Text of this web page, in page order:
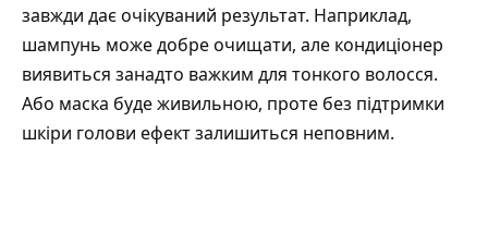
завжди дає очікуваний результат. Наприклад,
шампунь може добре очищати, але кондиціонер
виявиться занадто важким для тонкого волосся.
Або маска буде живильною, проте без підтримки
шкіри голови ефект залишиться неповним.